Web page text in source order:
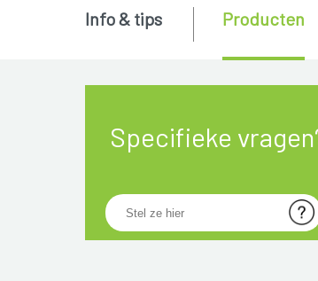
Specifieke
Info & tips Producten